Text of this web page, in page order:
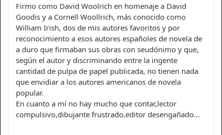
Firmo como David Woolrich en homenaje a David
Goodis y a Cornell Woollrich, más conocido como
William Irish, dos de mis autores favoritos y por
reconocimiento a esos autores españoles de novela de
a duro que firmaban sus obras con seudónimo y que,
según el autor y discriminando entre la ingente
cantidad de pulpa de papel publicada, no tienen nada
que envidiar a los autores americanos de novela
popular.
En cuanto a mí no hay mucho que contar,lector
compulsivo,dibujante frustrado,editor desengañado...